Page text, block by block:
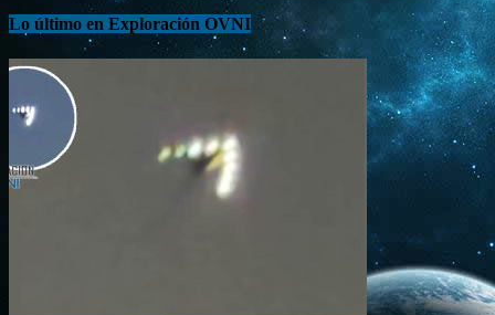
Lo último en Exploración OVNI